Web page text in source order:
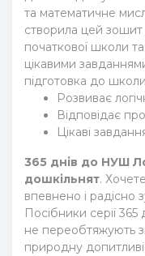
та математичне
створила цей
початкової школи
цікавими
підготовка до
Розвиває
Відповідає
Цікаві
365 днів до НУШ
дошкільнят.
впевнено і радісно
Посібники серії
не переобтяжують
природну